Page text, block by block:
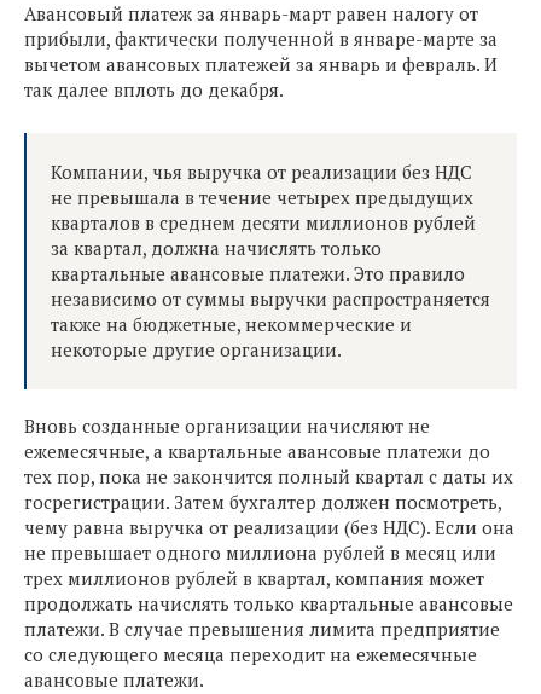
Авансовый платеж за январь-март равен налогу от
прибыли, фактически полученной в январе-марте за
вычетом авансовых платежей за январь и февраль. И
так далее вплоть до декабря.
Компании, чья выручка от реализации без НДС
не превышала в течение четырех предыдущих
кварталов в среднем десяти миллионов рублей
за квартал, должна начислять только
квартальные авансовые платежи. Это правило
независимо от суммы выручки распространяется
также на бюджетные, некоммерческие и
некоторые другие организации.
Вновь созданные организации начисляют не
ежемесячные, а квартальные авансовые платежи до
тех пор, пока не закончится полный квартал с даты их
госрегистрации. Затем бухгалтер должен посмотреть,
чему равна выручка от реализации (без НДС). Если она
не превышает одного миллиона рублей в месяц или
трех миллионов рублей в квартал, компания может
продолжать начислять только квартальные авансовые
платежи. В случае превышения лимита предприятие
со следующего месяца переходит на ежемесячные
авансовые платежи.